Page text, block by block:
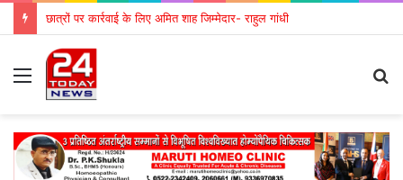
छात्रों पर कार्रवाई के लिए अमित शाह जिम्मेदार- राहुल गांधी
Menu